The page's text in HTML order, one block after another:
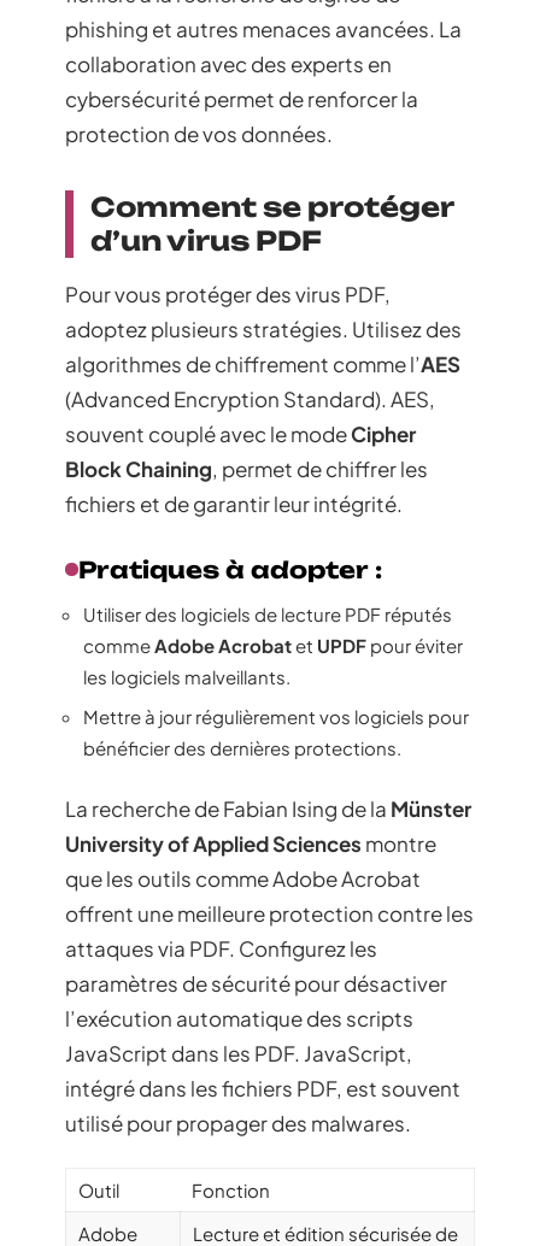
phishing et autres menaces avancées. La
collaboration avec des experts en
cybersécurité permet de renforcer la
protection de vos données.
Comment se protéger
d’un virus PDF
Pour vous protéger des virus PDF,
adoptez plusieurs stratégies. Utilisez des
algorithmes de chiffrement comme l’AES
(Advanced Encryption Standard). AES,
souvent couplé avec le modeCipher
Block Chaining, permet de chiffrer les
fichiers et de garantir leur intégrité.
Pratiques à adopter :
Utiliser des logiciels de lecture PDF réputés
comme Adobe Acrobatet UPDF pour éviter
les logiciels malveillants.
Mettre à jour régulièrement vos logiciels pour
bénéficier des dernières protections.
La recherche de Fabian Ising de la Münster
University of Applied Sciences montre
que les outils comme Adobe Acrobat
offrent une meilleure protection contre les
attaques via PDF. Configurez les
paramètres de sécurité pour désactiver
l’exécution automatique des scripts
JavaScript dans les PDF. JavaScript,
intégré dans les fichiers PDF, est souvent
utilisé pour propager des malwares.
Outil
Fonction
Adobe
Lecture et édition sécurisée de